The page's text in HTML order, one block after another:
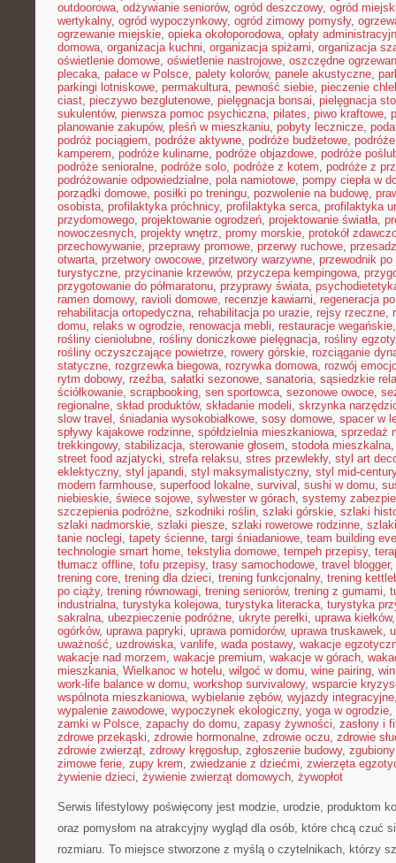
outdoorowa, odżywianie seniorów, ogród deszczowy, ogród
wertykalny, ogród wypoczynkowy, ogród zimowy pomysły,
ogrzewanie miejskie, opieka okołoporodowa, opłaty
domowa, organizacja kuchni, organizacja spiżarni, organizacja
oświetlenie domowe, oświetlenie nastrojowe, oszczędne
plecaka, pałace w Polsce, palety kolorów, panele akustyczne,
parkingi lotniskowe, permakultura, pewność siebie, pieczenie
ciast, pieczywo bezglutenowe, pielęgnacja bonsai, pielęgnacja
sukulentów, pierwsza pomoc psychiczna, pilates, piwo kraftowe,
planowanie zakupów, pleśń w mieszkaniu, pobyty lecznicze,
podróż pociągiem, podróże aktywne, podróże budżetowe,
kamperem, podróże kulinarne, podróże objazdowe, podróże
podróże senioralne, podróże solo, podróże z kotem, podróże z
podróżowanie odpowiedzialne, pola namiotowe, pompy ciepła w
porządki domowe, posiłki po treningu, pozwolenie na budowę,
osobista, profilaktyka próchnicy, profilaktyka serca, profilaktyka
przydomowego, projektowanie ogrodzeń, projektowanie światła,
nowoczesnych, projekty wnętrz, promy morskie, protokół
przechowywanie, przeprawy promowe, przerwy ruchowe,
otwarta, przetwory owocowe, przetwory warzywne, przewodnik
turystyczne, przycinanie krzewów, przyczepa kempingowa,
przygotowanie do półmaratonu, przyprawy świata,
ramen domowy, ravioli domowe, recenzje kawiarni, regeneracja
rehabilitacja ortopedyczna, rehabilitacja po urazie, rejsy rzeczne,
domu, relaks w ogrodzie, renowacja mebli, restauracje wegańskie
rośliny cieniolubne, rośliny doniczkowe pielęgnacja, rośliny
rośliny oczyszczające powietrze, rowery górskie, rozciąganie
statyczne, rozgrzewka biegowa, rozrywka domowa, rozwój
rytm dobowy, rzeźba, sałatki sezonowe, sanatoria, sąsiedzkie
ściółkowanie, scrapbooking, sen sportowca, sezonowe owoce,
regionalne, skład produktów, składanie modeli, skrzynka
slow travel , śniadania wysokobiałkowe, sosy domowe, spacer w
spływy kajakowe rodzinne, spółdzielnia mieszkaniowa, sprzedaż
trekkingowy, stabilizacja, sterowanie głosem, stodoła mieszkalna
street food azjatycki, strefa relaksu, stres przewlekły, styl art
eklektyczny, styl japandi, styl maksymalistyczny, styl mid-century
modern farmhouse, superfood lokalne, survival , sushi w domu,
niebieskie, świece sojowe, sylwester w górach, systemy
szczepienia podróżne, szkodniki roślin, szlaki górskie, szlaki
szlaki nadmorskie, szlaki piesze, szlaki rowerowe rodzinne,
tanie noclegi, tapety ścienne, targi śniadaniowe, team building
technologie smart home, tekstylia domowe, tempeh przepisy,
tłumacz offline, tofu przepisy, trasy samochodowe, travel blogger,
trening core, trening dla dzieci, trening funkcjonalny, trening
po ciąży, trening równowagi, trening seniorów, trening z gumami,
industrialna, turystyka kolejowa, turystyka literacka, turystyka
sakralna, ubezpieczenie podróżne, ukryte perełki, uprawa kiełków
ogórków, uprawa papryki, uprawa pomidorów, uprawa truskawek,
uważność, uzdrowiska, vanlife, wada postawy, wakacje
wakacje nad morzem, wakacje premium, wakacje w górach,
mieszkania, Wielkanoc w hotelu, wilgoć w domu, wine pairing,
work-life balance w domu, workshop survivalowy, wsparcie
wspólnota mieszkaniowa, wybielanie zębów, wyjazdy integracyjne
wypalenie zawodowe, wypoczynek ekologiczny, yoga w ogrodzie,
zamki w Polsce, zapachy do domu, zapasy żywności, zasłony i
zdrowe przekąski, zdrowie hormonalne, zdrowie oczu, zdrowie
zdrowie zwierząt, zdrowy kręgosłup, zgłoszenie budowy,
zimowe ferie, zupy krem, zwiedzanie z dziećmi, zwierzęta
żywienie dzieci, żywienie zwierząt domowych, żywopłot
Serwis lifestylowy poświęcony jest modzie, urodzie, produktom
oraz pomysłom na atrakcyjny wygląd dla osób, które chcą czuć
rozmiaru. To miejsce stworzone z myślą o czytelnikach, którzy